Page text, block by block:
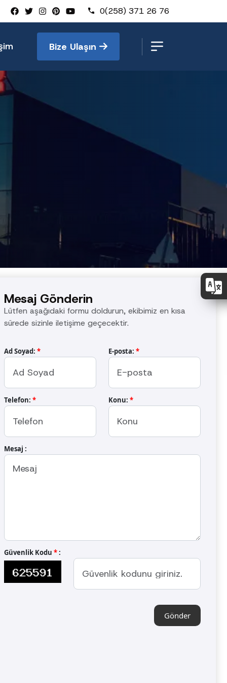
0(258) 371 26 76
Bize Ulaşın
ekibimiz en kısa sürede sizinle
E-posta:
Mesaj Gönderin
Lütfen aşağıdaki formu doldurun, ekibimiz en kısa
sürede sizinle iletişime geçecektir.
Ad Soyad: * E-posta: *
Telefon: * Konu: *
Mesaj :
Güvenlik Kodu *:
Gönder